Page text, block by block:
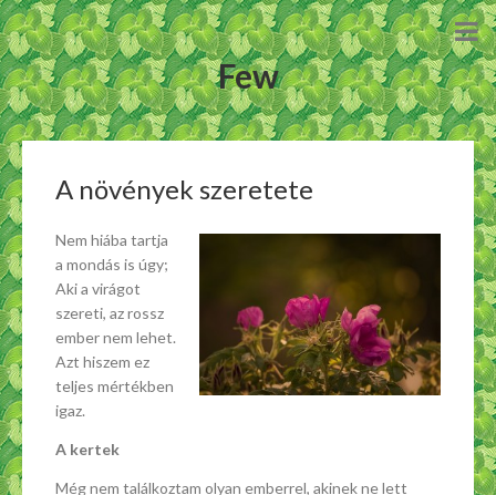
Few
A növények szeretete
Nem hiába tartja
a mondás is úgy;
Aki a virágot
szereti, az rossz
ember nem lehet.
Azt hiszem ez
teljes mértékben
igaz.
A kertek
Még nem találkoztam olyan emberrel, akinek ne lett